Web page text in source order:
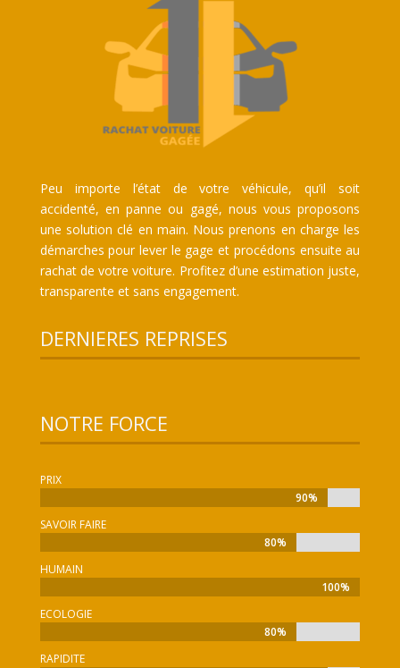
Peu importe l’état de votre véhicule, qu’il soit
accidenté, en panne ou gagé, nous vous proposons
une solution clé en main. Nous prenons en charge les
démarches pour lever le gage et procédons ensuite au
rachat de votre voiture. Profitez d’une estimation juste,
transparente et sans engagement.
DERNIERES REPRISES
NOTRE FORCE
PRIX
90%
90%
SAVOIR FAIRE
80%
80%
HUMAIN
100%
100%
ECOLOGIE
80%
80%
RAPIDITE